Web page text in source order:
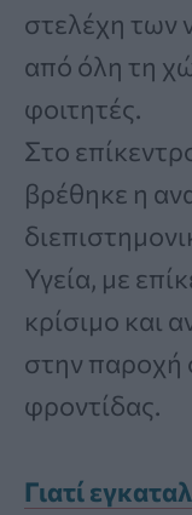
στελέχη των
από όλη τη
φοιτητές.
Στο
βρέθηκε η
Υγεία, με
κρίσιμο και
στην παροχή
φροντίδας.
Γιατί